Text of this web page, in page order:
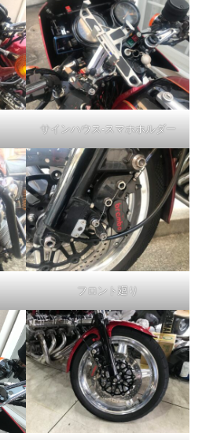
サインハウス-スマホホルダー
フロント廻り